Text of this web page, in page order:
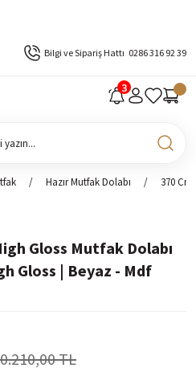
Bilgi ve Sipariş Hattı 0286 316 92 39
Hazır Mutfak Dolabı 370 Cm
Gloss Mutfak Dolabı
Gloss | Beyaz - Mdf
TL